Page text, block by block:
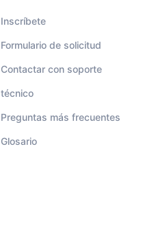
Inscríbete
Formulario de solicitud
Contactar con soporte
técnico
Preguntas más frecuentes
Glosario